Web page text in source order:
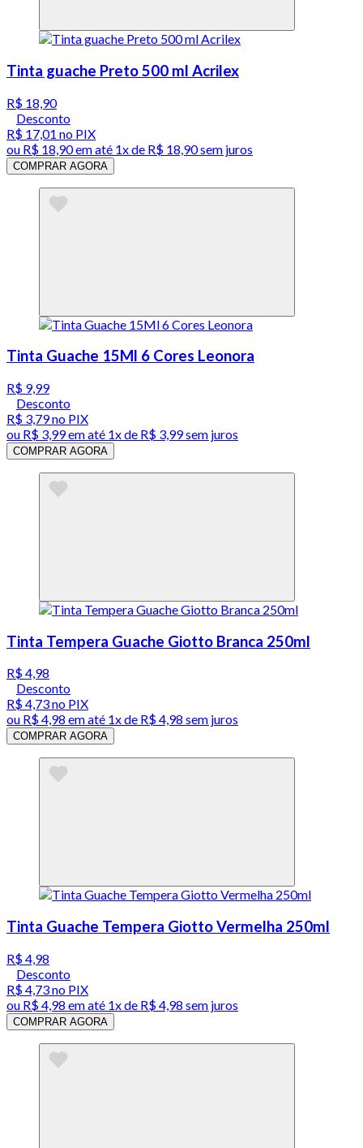
Tinta guache Preto 500 ml Acrilex
R$ 18,90
Desconto
R$ 17,01 no PIX
ou R$ 18,90em até 1x de R$ 18,90sem juros
COMPRAR AGORA
Tinta Guache 15Ml 6 Cores Leonora
R$ 9,99
Desconto
R$ 3,79no PIX
ou R$ 3,99em até 1x de R$ 3,99sem juros
COMPRAR AGORA
Tinta Tempera Guache Giotto Branca 250ml
R$ 4,98
Desconto
R$ 4,73no PIX
ou R$ 4,98 em até 1x de R$ 4,98 sem juros
COMPRAR AGORA
Tinta Guache Tempera Giotto Vermelha 250ml
R$ 4,98
Desconto
R$ 4,73no PIX
ou R$ 4,98 em até 1x de R$ 4,98 sem juros
COMPRAR AGORA